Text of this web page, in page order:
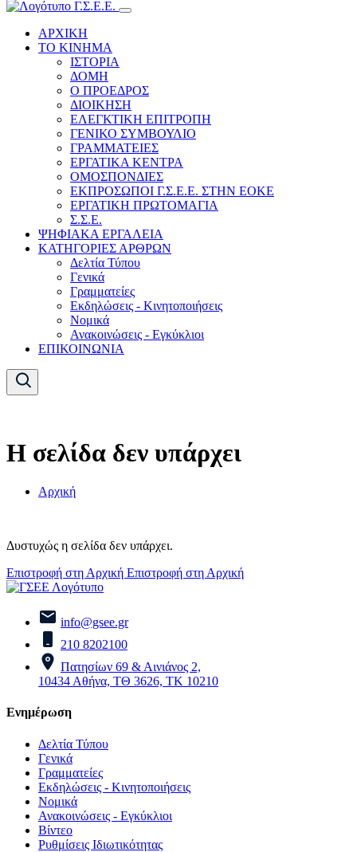
ΑΡΧΙΚΗ
ΤΟ ΚΙΝΗΜΑ
ΙΣΤΟΡΙΑ
ΔΟΜΗ
Ο ΠΡΟΕΔΡΟΣ
ΔΙΟΙΚΗΣΗ
ΕΛΕΓΚΤΙΚΗ ΕΠΙΤΡΟΠΗ
ΓΕΝΙΚΟ ΣΥΜΒΟΥΛΙΟ
ΓΡΑΜΜΑΤΕΙΕΣ
ΕΡΓΑΤΙΚΑ ΚΕΝΤΡΑ
ΟΜΟΣΠΟΝΔΙΕΣ
ΕΚΠΡΟΣΩΠΟΙ Γ.Σ.Ε.Ε. ΣΤΗΝ ΕΟΚΕ
ΕΡΓΑΤΙΚΗ ΠΡΩΤΟΜΑΓΙΑ
Σ.Σ.Ε.
ΨΗΦΙΑΚΑ ΕΡΓΑΛΕΙΑ
ΚΑΤΗΓΟΡΙΕΣ ΑΡΘΡΩΝ
Δελτία Τύπου
Γενικά
Γραμματείες
Εκδηλώσεις - Κινητοποιήσεις
Νομικά
Ανακοινώσεις - Εγκύκλιοι
ΕΠΙΚΟΙΝΩΝΙΑ
Η σελίδα δεν υπάρχει
Αρχική
Δυστυχώς η σελίδα δεν υπάρχει.
Επιστροφή στη Αρχική Επιστροφή στη Αρχική
info@gsee.gr
210 8202100
Πατησίων 69 & Αινιάνος 2,
10434 Αθήνα, ΤΘ 3626, ΤΚ 10210
Ενημέρωση
Δελτία Τύπου
Γενικά
Γραμματείες
Εκδηλώσεις - Κινητοποιήσεις
Νομικά
Ανακοινώσεις - Εγκύκλιοι
Βίντεο
Ρυθμίσεις Ιδιωτικότητας